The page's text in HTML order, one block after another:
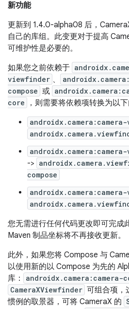
新功能
更新到 1.4.0-alpha08 后，
自己的库组。此变更对于提高
可维护性是必要的。
如果您之前依赖于
viewfinder 、
compose 或
core
，则需要将依赖项转换为以下
->
compose
您无需进行任何代码更改即可完成
Maven 制品坐标将不再接收更新。
此外，如果您将 Compose 与
以使用新的以 Compose 为先的
库：
androidx.camera:camera-
CameraXViewfinder 可组合项，
惯例的取景器，可将 CameraX 的